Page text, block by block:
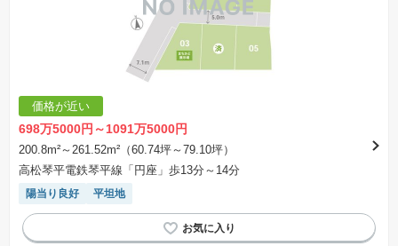
価格が近い
698万5000円～1091万5000円
200.8m²～261.52m²（60.74坪～79.10坪）
高松琴平電鉄琴平線「円座」歩13分～14分
陽当り良好 平坦地